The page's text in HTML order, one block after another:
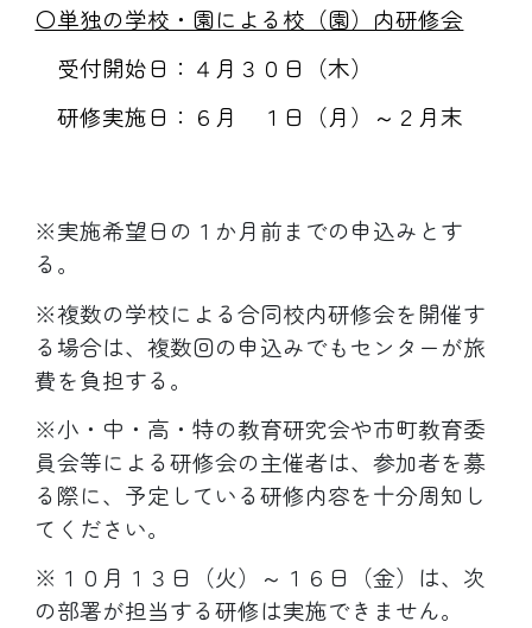
〇単独の学校・園による校（園）内研修会
受付開始日：４月 ３０ 日（木）
研修実施日：６月
１ 日（月）～２月末
※実施希望日の１か月前までの申込みとす
る。
※複数の学校による合同校内研修会を開催す
る場合は、複数回の申込みでもセンターが旅
費を負担する。
※小・中・高・特の教育研究会や市町教育委
員会等による研修会の主催者は、参加者を募
る際に、予定している研修内容を十分周知し
てください。
※１０月１３日（火）～１６日（金）は、次
の部署が担当する研修は実施できません。